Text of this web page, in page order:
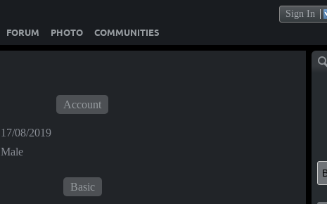
Sign In
FORUM PHOTO COMMUNITIES
Account
17/08/2019
Male
Basic